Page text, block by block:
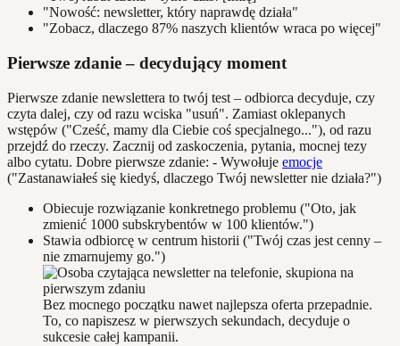
"Nowość: newsletter, który naprawdę działa"
"Zobacz, dlaczego 87% naszych klientów wraca po więcej"
Pierwsze zdanie – decydujący moment
Pierwsze zdanie newslettera to twój test – odbiorca decyduje, czy
czyta dalej, czy od razu wciska "usuń". Zamiast oklepanych
wstępów ("Cześć, mamy dla Ciebie coś specjalnego..."), od razu
przejdź do rzeczy. Zacznij od zaskoczenia, pytania, mocnej tezy
albo cytatu. Dobre pierwsze zdanie: - Wywołuje emocje
("Zastanawiałeś się kiedyś, dlaczego Twój newsletter nie działa?")
Obiecuje rozwiązanie konkretnego problemu ("Oto, jak
zmienić 1000 subskrybentów w 100 klientów.")
Stawia odbiorcę w centrum historii ("Twój czas jest cenny –
nie zmarnujemy go.")
Bez mocnego początku nawet najlepsza oferta przepadnie.
To, co napiszesz w pierwszych sekundach, decyduje o
sukcesie całej kampanii.